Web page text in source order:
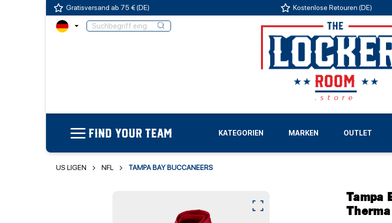
Gratisversand ab 75 € (DE) Kostenlose Retouren (DE)
FIND YOUR TEAM KATEGORIEN MARKEN
LIGEN
OUTLET
US LIGEN NFL TAMPA BAY BUCCANEERS
Tampa